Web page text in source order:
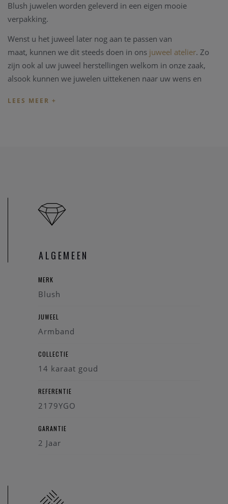
Blush juwelen worden geleverd in een eigen mooie
verpakking.
Wenst u het juweel later nog aan te passen van
maat, kunnen we dit steeds doen in ons juweel atelier. Zo
zijn ook al uw juweel herstellingen welkom in onze zaak,
alsook kunnen we juwelen uittekenen naar uw wens en
ALGEMEEN
MERK
Blush
JUWEEL
Armband
COLLECTIE
14 karaat goud
REFERENTIE
2179YGO
GARANTIE
2 Jaar